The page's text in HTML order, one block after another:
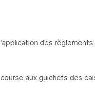
des
aux guichets des